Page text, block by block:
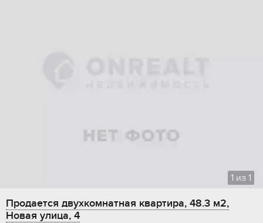
1 из 1
Продается двухкомнатная квартира, 48.3 м2,
Новая улица, 4